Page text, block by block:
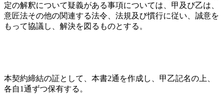
定の解釈について疑義がある事項については、甲及び乙は、
意匠法その他の関連する法令、法規及び慣行に従い、誠意を
もって協議し、解決を図るものとする。
本契約締結の証として、本書2通を作成し、甲乙記名の上、
各自1通ずつ保有する。